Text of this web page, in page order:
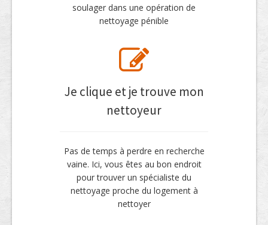
soulager dans une opération de
nettoyage pénible
Je clique et je trouve mon
nettoyeur
Pas de temps à perdre en recherche
vaine. Ici, vous êtes au bon endroit
pour trouver un spécialiste du
nettoyage proche du logement à
nettoyer